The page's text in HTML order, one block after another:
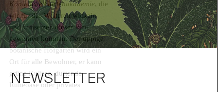
Königliche Gartenakademie, die
wir für das Weiterentwickeln
und Umsetzen dieser Idee
gewinnen konnten. Der üppige
botanische Hofgarten wird ein
Ort für alle Bewohner, er kann
grüne Kulisse, duftende
Ruheoase oder privates
NEWSLETTER